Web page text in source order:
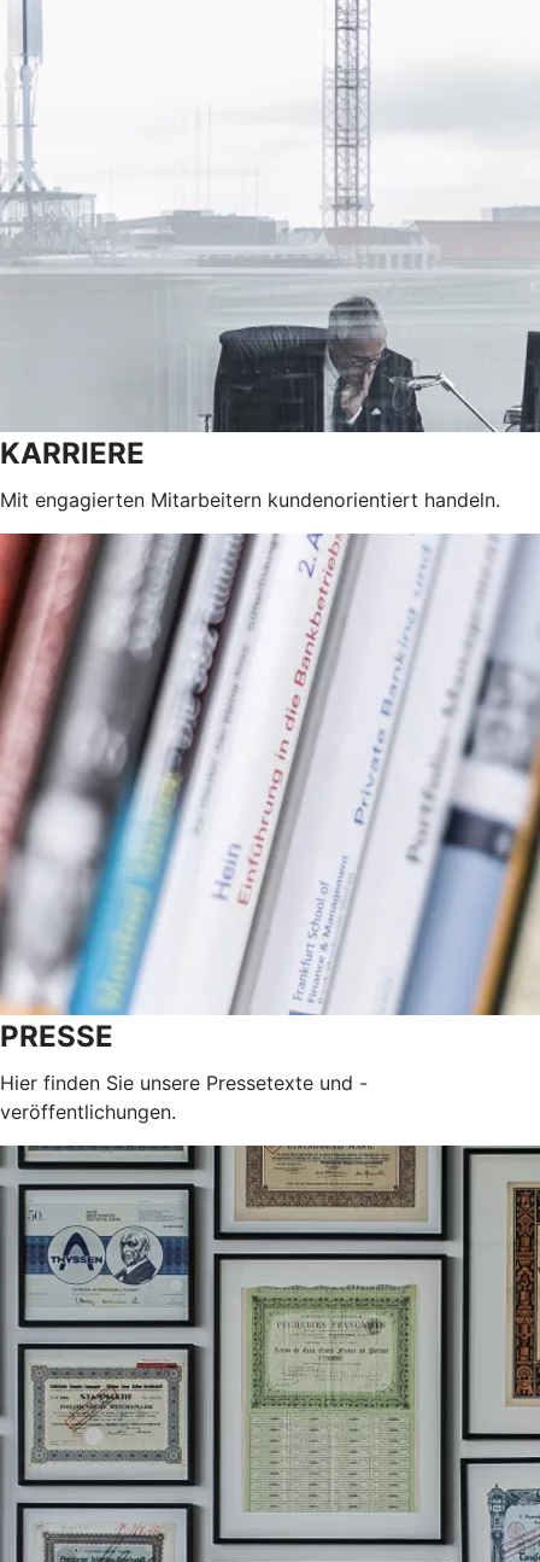
KARRIERE
Mit engagierten Mitarbeitern kundenorientiert handeln.
PRESSE
Hier finden Sie unsere Pressetexte und -
veröffentlichungen.